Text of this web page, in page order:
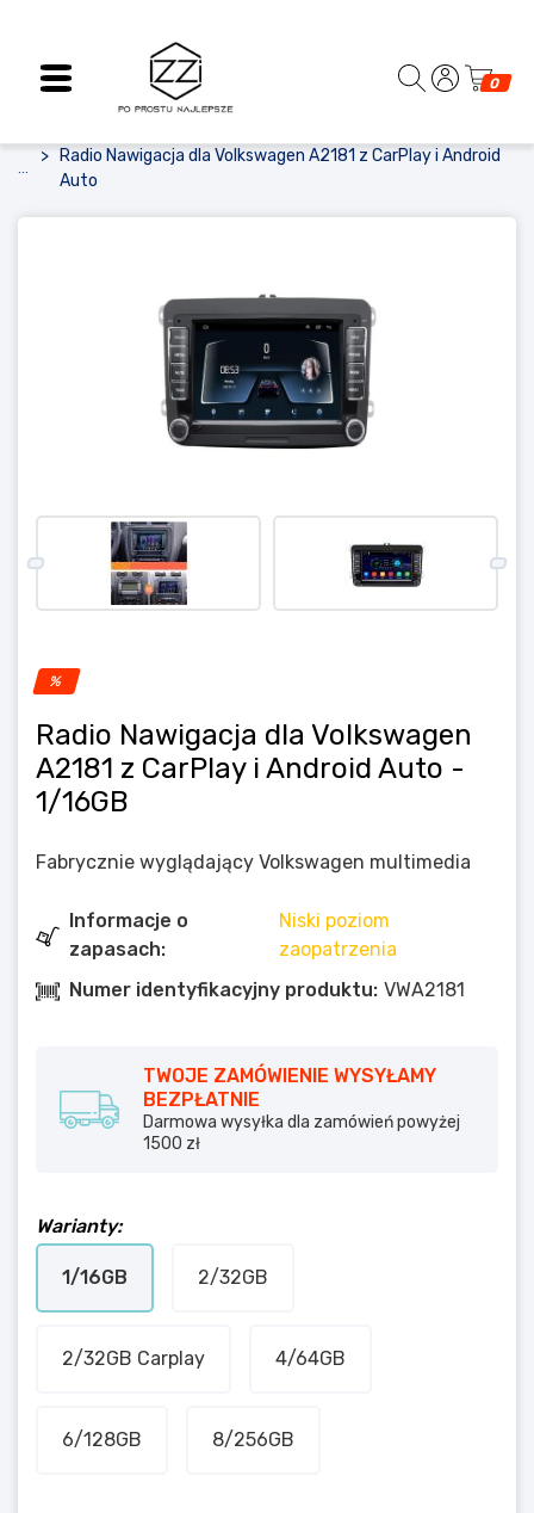
0
...
Radio Nawigacja dla Volkswagen A2181 z CarPlay i Android
Auto
%
Radio Nawigacja dla Volkswagen
A2181 z CarPlay i Android Auto -
1/16GB
Fabrycznie wyglądający Volkswagen multimedia
Informacje o
zapasach:
Niski poziom
zaopatrzenia
Numer identyfikacyjny produktu: VWA2181
TWOJE ZAMÓWIENIE WYSYŁAMY
BEZPŁATNIE
Darmowa wysyłka dla zamówień powyżej
1500 zł
Warianty:
1/16GB 2/32GB
2/32GB Carplay 4/64GB
6/128GB 8/256GB